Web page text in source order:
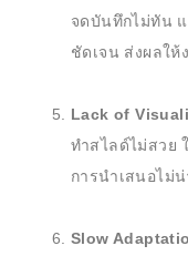
จดบันทึกไม่ทัน
ชัดเจน ส่งผลให้
Lack of
ทำสไลด์ไม่สวย
การนำเสนอไม่
Slow